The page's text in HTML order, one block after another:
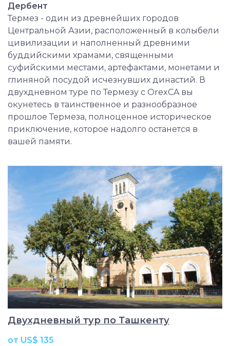
Дербент
Термез - один из древнейших городов
Центральной Азии, расположенный в колыбели
цивилизации и наполненный древними
буддийскими храмами, священными
суфийскими местами, артефактами, монетами и
глиняной посудой исчезнувших династий. В
двухдневном туре по Термезу с OrexCA вы
окунетесь в таинственное и разнообразное
прошлое Термеза, полноценное историческое
приключение, которое надолго останется в
вашей памяти.
Двухдневный тур по Ташкенту
от US$ 135